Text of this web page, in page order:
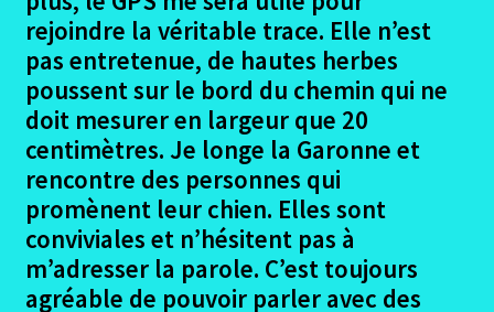
Rieux – Palaminy
Rieux-Palaminy Photos
Palaminy – Saint Martory
Palaminy-Saint Martory photos
Saint Martory – Estancarbon
Saint Martory – Estancarbon Photos
rejoindre la véritable trace. Elle n’est
pas entretenue, de hautes herbes
poussent sur le bord du chemin qui ne
doit mesurer en largeur que 20
centimètres. Je longe la Garonne et
rencontre des personnes qui
promènent leur chien. Elles sont
conviviales et n’hésitent pas à
m’adresser la parole. C’est toujours
agréable de pouvoir parler avec des